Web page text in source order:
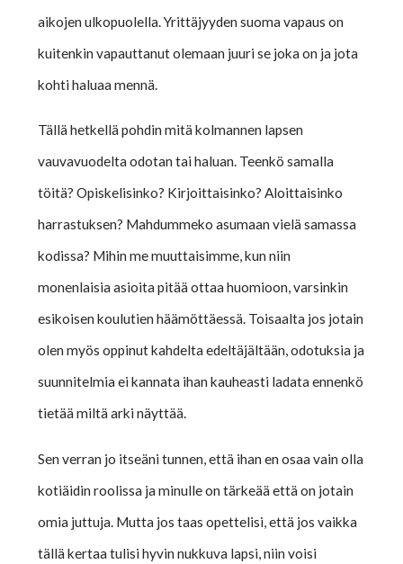
aikojen ulkopuolella. Yrittäjyyden suoma vapaus on
kuitenkin vapauttanut olemaan juuri se joka on ja jota
kohti haluaa mennä.
Tällä hetkellä pohdin mitä kolmannen lapsen
vauvavuodelta odotan tai haluan. Teenkö samalla
töitä? Opiskelisinko? Kirjoittaisinko? Aloittaisinko
harrastuksen? Mahdummeko asumaan vielä samassa
kodissa? Mihin me muuttaisimme, kun niin
monenlaisia asioita pitää ottaa huomioon, varsinkin
esikoisen koulutien häämöttäessä. Toisaalta jos jotain
olen myös oppinut kahdelta edeltäjältään, odotuksia ja
suunnitelmia ei kannata ihan kauheasti ladata ennenkö
tietää miltä arki näyttää.
Sen verran jo itseäni tunnen, että ihan en osaa vain olla
kotiäidin roolissa ja minulle on tärkeää että on jotain
omia juttuja. Mutta jos taas opettelisi, että jos vaikka
tällä kertaa tulisi hyvin nukkuva lapsi, niin voisi